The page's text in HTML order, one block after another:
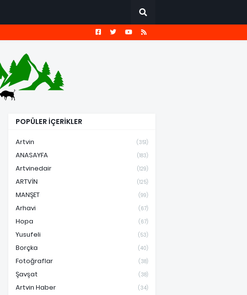
POPÜLER İÇERİKLER
Artvin (351)
ANASAYFA (183)
Artvinedair (129)
ARTVİN (125)
MANŞET (99)
Arhavi (67)
Hopa (67)
Yusufeli (53)
Borçka (40)
Fotoğraflar (38)
Şavşat (38)
Artvin Haber (34)